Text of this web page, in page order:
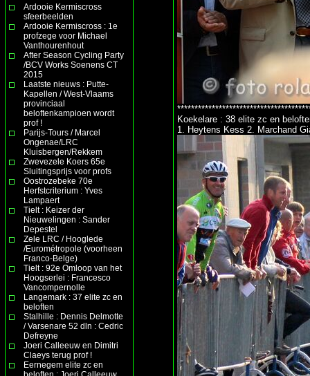
Ardooie Kermiscross
sfeerbeelden
Ardooie Kermiscross : 1e
profzege voor Michael
Vanthourenhout
After Season Cycling Party
/BCV Works Soenens CT
2015
Laatste nieuws : Putte-
Kapellen / West-Vlaams
provinciaal
beloftenkampioen wordt
prof !
Parijs-Tours / Marcel
Ongenae/LRC
Kluisbergen/Rekkem
Zwevezele Koers 65e
Sluitingsprijs voor profs
Oostrozebeke 70e
Herfstcriterium : Yves
Lampaert
Tielt : Keizer der
Nieuwelingen : Sander
Depestel
Zele LRC / Hooglede
/Eurométropole (voorheen
Franco-Belge)
Tielt : 92e Omloop van het
Hoogserlei : Francesco
Vancompernolle
Langemark : 37 elite zc en
beloften
Stalhille : Dennis Delmotte
/ Varsenare 52 dln : Cedric
Defreyne
Joeri Calleeuw en Dimitri
Claeys terug prof !
Eernegem elite zc en
Koekelare : 38 elite zc en
1. Heytens Kess 2. Marchand